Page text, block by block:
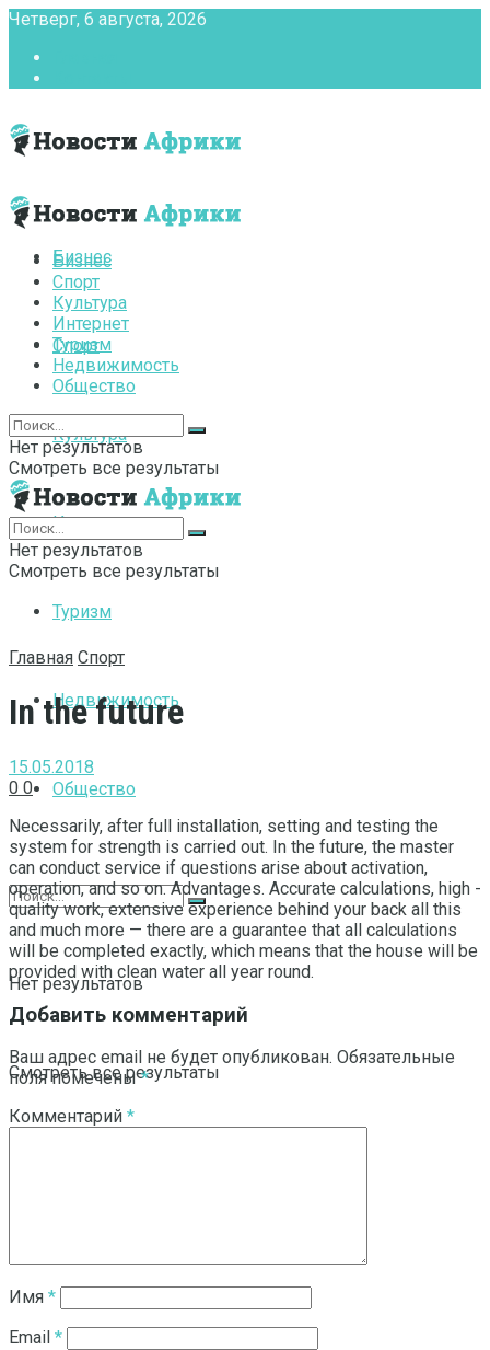
Четверг, 6 августа, 2026
Бизнес
Спорт
Культура
Интернет
Туризм
Недвижимость
Общество
Нет результатов
Смотреть все результаты
Бизнес
Спорт
Культура
Интернет
Туризм
Недвижимость
Общество
Нет результатов
Смотреть все результаты
Нет результатов
Смотреть все результаты
Главная Спорт
In the future
15.05.2018
0 0
Necessarily, after full installation, setting and testing the
system for strength is carried out. In the future, the master
can conduct service if questions arise about activation,
operation, and so on. Advantages. Accurate calculations, high -
quality work, extensive experience behind your back all this
and much more — there are a guarantee that all calculations
will be completed exactly, which means that the house will be
provided with clean water all year round.
Добавить комментарий
Ваш адрес email не будет опубликован. Обязательные
поля помечены*
Комментарий *
Имя *
Email *